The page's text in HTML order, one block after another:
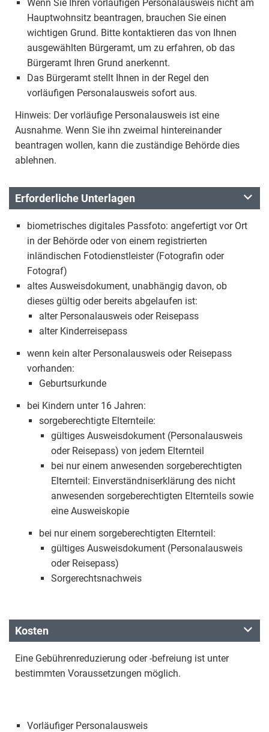
Wenn Sie Ihren vorläufigen Personalausweis nicht am
Hauptwohnsitz beantragen, brauchen Sie einen
wichtigen Grund. Bitte kontaktieren das von Ihnen
ausgewählten Bürgeramt, um zu erfahren, ob das
Bürgeramt Ihren Grund anerkennt.
Das Bürgeramt stellt Ihnen in der Regel den
vorläufigen Personalausweis sofort aus.
Hinweis: Der vorläufige Personalausweis ist eine
Ausnahme. Wenn Sie ihn zweimal hintereinander
beantragen wollen, kann die zuständige Behörde dies
ablehnen.
Erforderliche Unterlagen
biometrisches digitales Passfoto: angefertigt vor Ort
in der Behörde oder von einem registrierten
inländischen Fotodienstleister (Fotografin oder
Fotograf)
altes Ausweisdokument, unabhängig davon, ob
dieses gültig oder bereits abgelaufen ist:
alter Personalausweis oder Reisepass
alter Kinderreisepass
wenn kein alter Personalausweis oder Reisepass
vorhanden:
Geburtsurkunde
bei Kindern unter 16 Jahren:
sorgeberechtigte Elternteile:
gültiges Ausweisdokument (Personalausweis
oder Reisepass) von jedem Elternteil
bei nur einem anwesenden sorgeberechtigten
Elternteil: Einverständniserklärung des nicht
anwesenden sorgeberechtigten Elternteils sowie
eine Ausweiskopie
bei nur einem sorgeberechtigten Elternteil:
gültiges Ausweisdokument (Personalausweis
oder Reisepass)
Sorgerechtsnachweis
Kosten
Eine Gebührenreduzierung oder -befreiung ist unter
bestimmten Voraussetzungen möglich.
Vorläufiger Personalausweis